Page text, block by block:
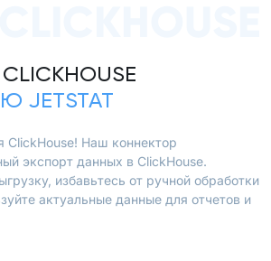
ClickHouse! Наш коннектор
экспорт данных в ClickHouse.
избавьтесь от ручной обработки
актуальные данные для отчетов и